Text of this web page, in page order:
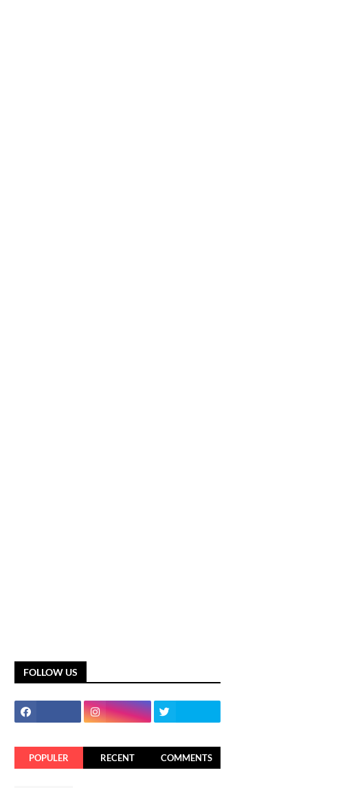
FOLLOW US
POPULER RECENT COMMENTS